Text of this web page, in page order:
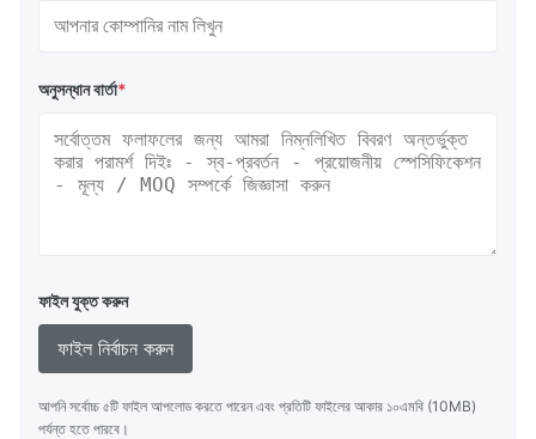
অনুসন্ধান বার্তা*
ফাইল যুক্ত করুন
ফাইল নির্বাচন করুন
আপনি সর্বোচ্চ ৫টি ফাইল আপলোড করতে পারেন এবং প্রতিটি ফাইলের আকার ১০এমবি (10MB)
পর্যন্ত হতে পারবে।